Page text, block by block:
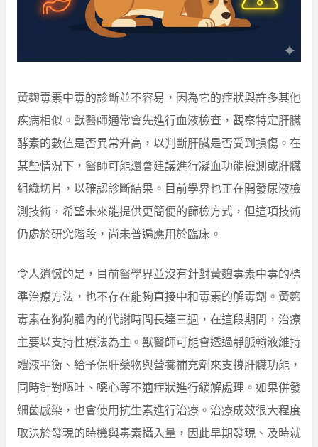
黃麴毒素中毒的診斷並不容易，因為它的症狀與許多其他
疾病相似。獸醫師通常會先進行血液檢查，觀察特定肝臟
酵素的數值是否異常升高，以判斷肝臟是否受到損傷。在
某些情況下，醫師可能還會建議進行凝血功能檢測或肝臟
組織切片，以確認診斷結果。目前學界也正在開發尿液檢
測技術，希望未來能提供更簡便的篩檢方式，但這項技術
仍處於研究階段，尚未普遍應用於臨床。
令人遺憾的是，目前醫學界並沒有針對黃麴毒素中毒的標
準治療方法，也不存在能夠直接中和毒素的解毒劑。黃麴
毒素在狗狗體內的代謝時間長達三週，在這段期間，治療
主要以支持性療法為主。獸醫師可能會透過靜脈輸液維持
體液平衡、給予保肝藥物與營養補充劑來支撐肝臟功能，
同時針對嘔吐、噁心等不適症狀進行緩解處理。如果併發
細菌感染，也會使用抗生素進行治療。治療成效很大程度
取決於發現的時機與毒素攝入量，因此早期發現、及時就